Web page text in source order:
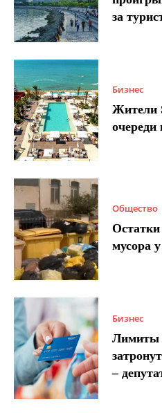
за
Бизнес
Жители
очереди
Общество
мусора
Бизнес
Лимиты
–